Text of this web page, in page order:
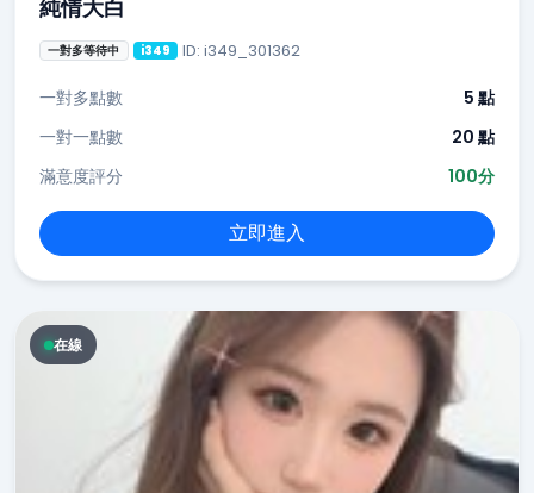
純情大白
一對多等待中 i349 ID: i349_301362
一對多點數
5 點
一對一點數
20 點
滿意度評分
100分
立即進入
在線